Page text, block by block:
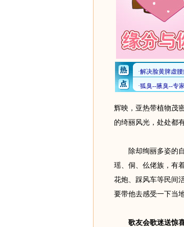
辉映，亚热带植物茂
的绮丽风光，处处都
除却绚丽多姿的自
瑶、侗、仫佬族，有
花炮、踩风车等民间
要带他去感受一下当
歌友会歌迷送惊